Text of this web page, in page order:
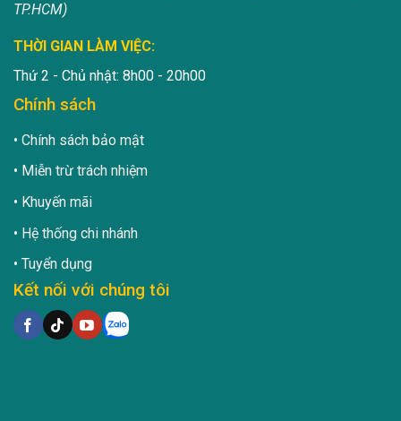
TP.HCM)
THỜI GIAN LÀM VIỆC:
Thứ 2 - Chủ nhật: 8h00 - 20h00
Chính sách
Chính sách bảo mật
Miễn trừ trách nhiệm
Khuyến mãi
Hệ thống chi nhánh
Tuyển dụng
Kết nối với chúng tôi